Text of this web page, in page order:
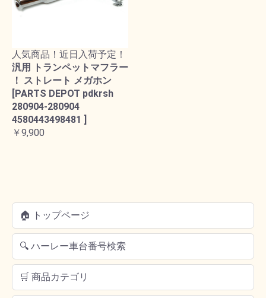
人気商品！近日入荷予定！
汎用 トランペットマフラー
！ ストレート メガホン
[PARTS DEPOT pdkrsh
280904-280904
4580443498481 ]
￥9,900
🏠 トップページ
🔍 ハーレー車台番号検索
🛒 商品カテゴリ